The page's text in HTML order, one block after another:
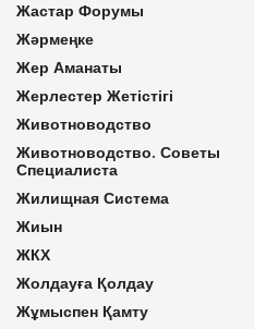
Жастар Форумы
Жәрмеңке
Жер Аманаты
Жерлестер Жетістігі
Животноводство
Животноводство. Советы
Специалиста
Жилищная Система
Жиын
ЖКХ
Жолдауға Қолдау
Жұмыспен Қамту